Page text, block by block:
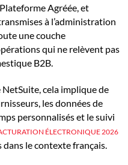
Agréée, et
à l’administration
une couche
qui ne relèvent pas
B2B.
cela implique de
les données de
personnalisés et le suivi
ÉLECTRONIQUE 2026
le contexte français.